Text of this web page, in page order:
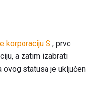
korporaciju S , prvo
a zatim izabrati
ovog statusa je uključen